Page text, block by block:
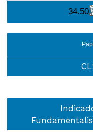
34.50